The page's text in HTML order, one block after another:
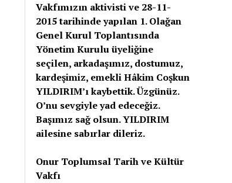
Vakfımızın aktivisti ve 28-11-
2015 tarihinde yapılan 1. Olağan
Genel Kurul Toplantısında
Yönetim Kurulu üyeliğine
seçilen, arkadaşımız, dostumuz,
kardeşimiz, emekli Hâkim Coşkun
YILDIRIM’ı kaybettik. Üzgünüz.
O’nu sevgiyle yad edeceğiz.
Başımız sağ olsun. YILDIRIM
ailesine sabırlar dileriz.
Onur Toplumsal Tarih ve Kültür
Vakfı